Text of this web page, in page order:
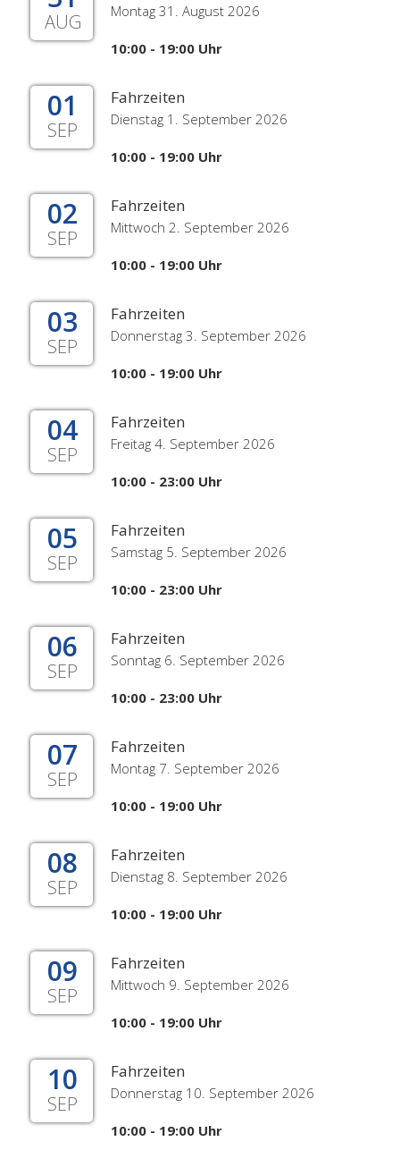
AUG Montag 31. August 2026
10:00 - 19:00 Uhr
01
SEP
Fahrzeiten
Dienstag 1. September 2026
10:00 - 19:00 Uhr
02
SEP
Fahrzeiten
Mittwoch 2. September 2026
10:00 - 19:00 Uhr
03
SEP
Fahrzeiten
Donnerstag 3. September 2026
10:00 - 19:00 Uhr
04
SEP
Fahrzeiten
Freitag 4. September 2026
10:00 - 23:00 Uhr
05
SEP
Fahrzeiten
Samstag 5. September 2026
10:00 - 23:00 Uhr
06
SEP
Fahrzeiten
Sonntag 6. September 2026
10:00 - 23:00 Uhr
07
SEP
Fahrzeiten
Montag 7. September 2026
10:00 - 19:00 Uhr
08
SEP
Fahrzeiten
Dienstag 8. September 2026
10:00 - 19:00 Uhr
09
SEP
Fahrzeiten
Mittwoch 9. September 2026
10:00 - 19:00 Uhr
10
SEP
Fahrzeiten
Donnerstag 10. September 2026
10:00 - 19:00 Uhr